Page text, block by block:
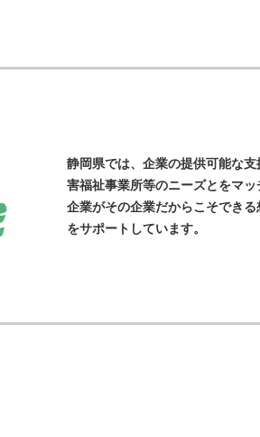
静岡県では、企業の提供可能な支
害福祉事業所等のニーズとをマッ
企業がその企業だからこそできる
をサポートしています。